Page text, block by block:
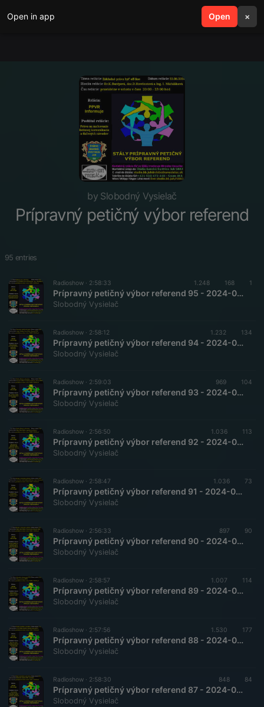
Open in app Open ×
search menu
by Slobodný Vysielač
Prípravný petičný výbor referend
95 entries
Radioshow · 2:58:33 1.248 168 1
Prípravný petičný výbor referend 95 - 2024-06-22 Základné právo byť off-line
Slobodný Vysielač
Radioshow · 2:58:12 1.232 134
Prípravný petičný výbor referend 94 - 2024-05-25 Štátna ideológie, resp. štátna doktrína politického smerovania
Slobodný Vysielač
Radioshow · 2:59:03 969 104
Prípravný petičný výbor referend 93 - 2024-05-12 Druhé občianske referendum
Slobodný Vysielač
Radioshow · 2:56:50 1.036 113
Prípravný petičný výbor referend 92 - 2024-04-27 Oboznámenie poslucháčov SV s prípravou druhého občianskeho referenda
Slobodný Vysielač
Radioshow · 2:58:47 1.036 73
Prípravný petičný výbor referend 91 - 2024-04-13 Podrobnejšie informácie o rušení ZŠ v Lučenci
Slobodný Vysielač
Radioshow · 2:56:33 897 90
Prípravný petičný výbor referend 90 - 2024-03-16 Postoje k referendu a plebiscitu
Slobodný Vysielač
Radioshow · 2:58:57 1.007 114
Prípravný petičný výbor referend 89 - 2024-03-02 Priama voľba a odvolanie ústrednych riaditeľov RTVS
Slobodný Vysielač
Radioshow · 2:57:56 1.530 177
Prípravný petičný výbor referend 88 - 2024-02-17 Stanoviská pána Dr. Harabína k referendu a zastupiteľskej demokracií II.
Slobodný Vysielač
Radioshow · 2:58:30 848 84
Prípravný petičný výbor referend 87 - 2024-02-03 Ako zostaviť referendové otázky a zabezpečiť správne spočítanie výsledkov ?
Slobodný Vysielač